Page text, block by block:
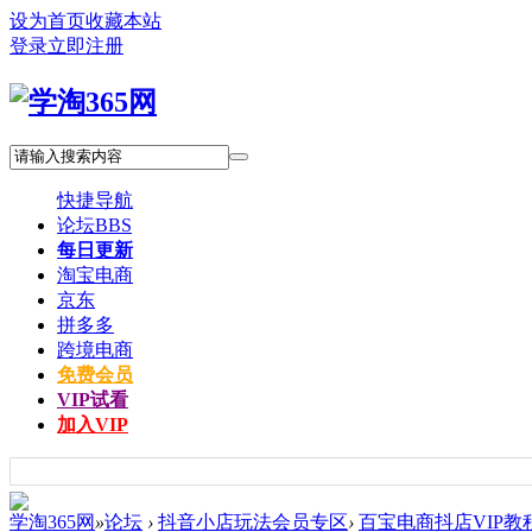
设为首页收藏本站
登录立即注册
快捷导航
论坛BBS
每日更新
淘宝电商
京东
拼多多
跨境电商
免费会员
VIP试看
加入VIP
学淘365网 »论坛 › 抖音小店玩法会员专区› 百宝电商抖店VIP教